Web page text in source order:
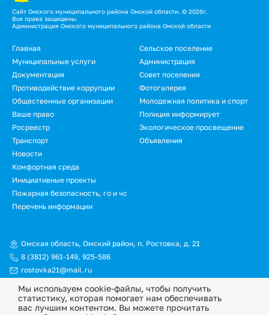
Сайт Омского муниципального района Омской области. © 2026г.
Все права защищены.
Администрация Омского муниципального района Омской области
Главная
Сельское поселение
Муниципальные услуги
Администрация
Документация
Совет поселения
Противодействие коррупции
Фотогалерея
Общественные организации
Молодежная политика и спорт
Ваше право
Полиция информирует
Росреестр
Экологическое просвещение
Транспорт
Объявления
Новости
Омская область, Омский район, п. Ростовка, д. 21
8 (3812) 961-149, 925-586
rostovka21@mail.ru
Комфортная среда
Инициативные проекты
Пожарная безопасность, го и чс
Перечень информации
© Официальный сайт Ростовкинского сельского поселения
Омского муниципального района Омской области, 2026
Мы используем cookie-файлы, чтобы получить
статистику, которая помогает нам обеспечивать
вас лучшим контентом. Вы можете прочитать